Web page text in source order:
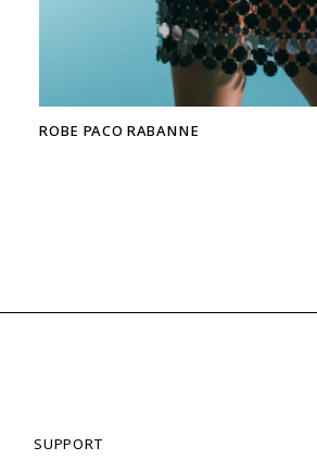
ROBE PACO RABANNE
SUPPORT